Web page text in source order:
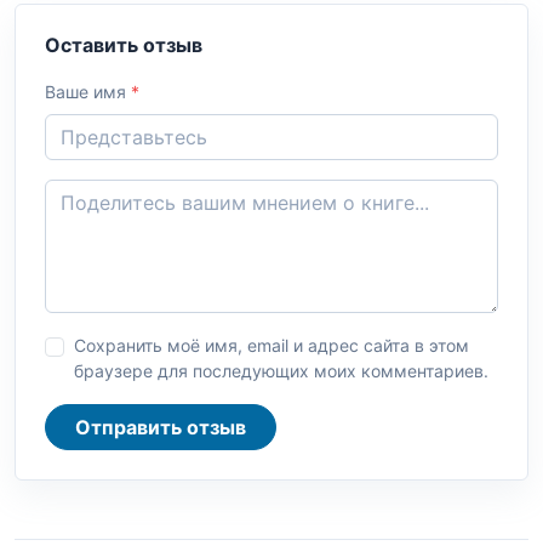
Оставить отзыв
Ваше имя *
Сохранить моё имя, email и адрес сайта в этом
браузере для последующих моих комментариев.
Отправить отзыв